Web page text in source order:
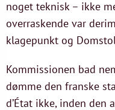
noget teknisk – ikke
overraskende var
klagepunkt og
Kommissionen bad
dømme den franske
d’État ikke, inden den